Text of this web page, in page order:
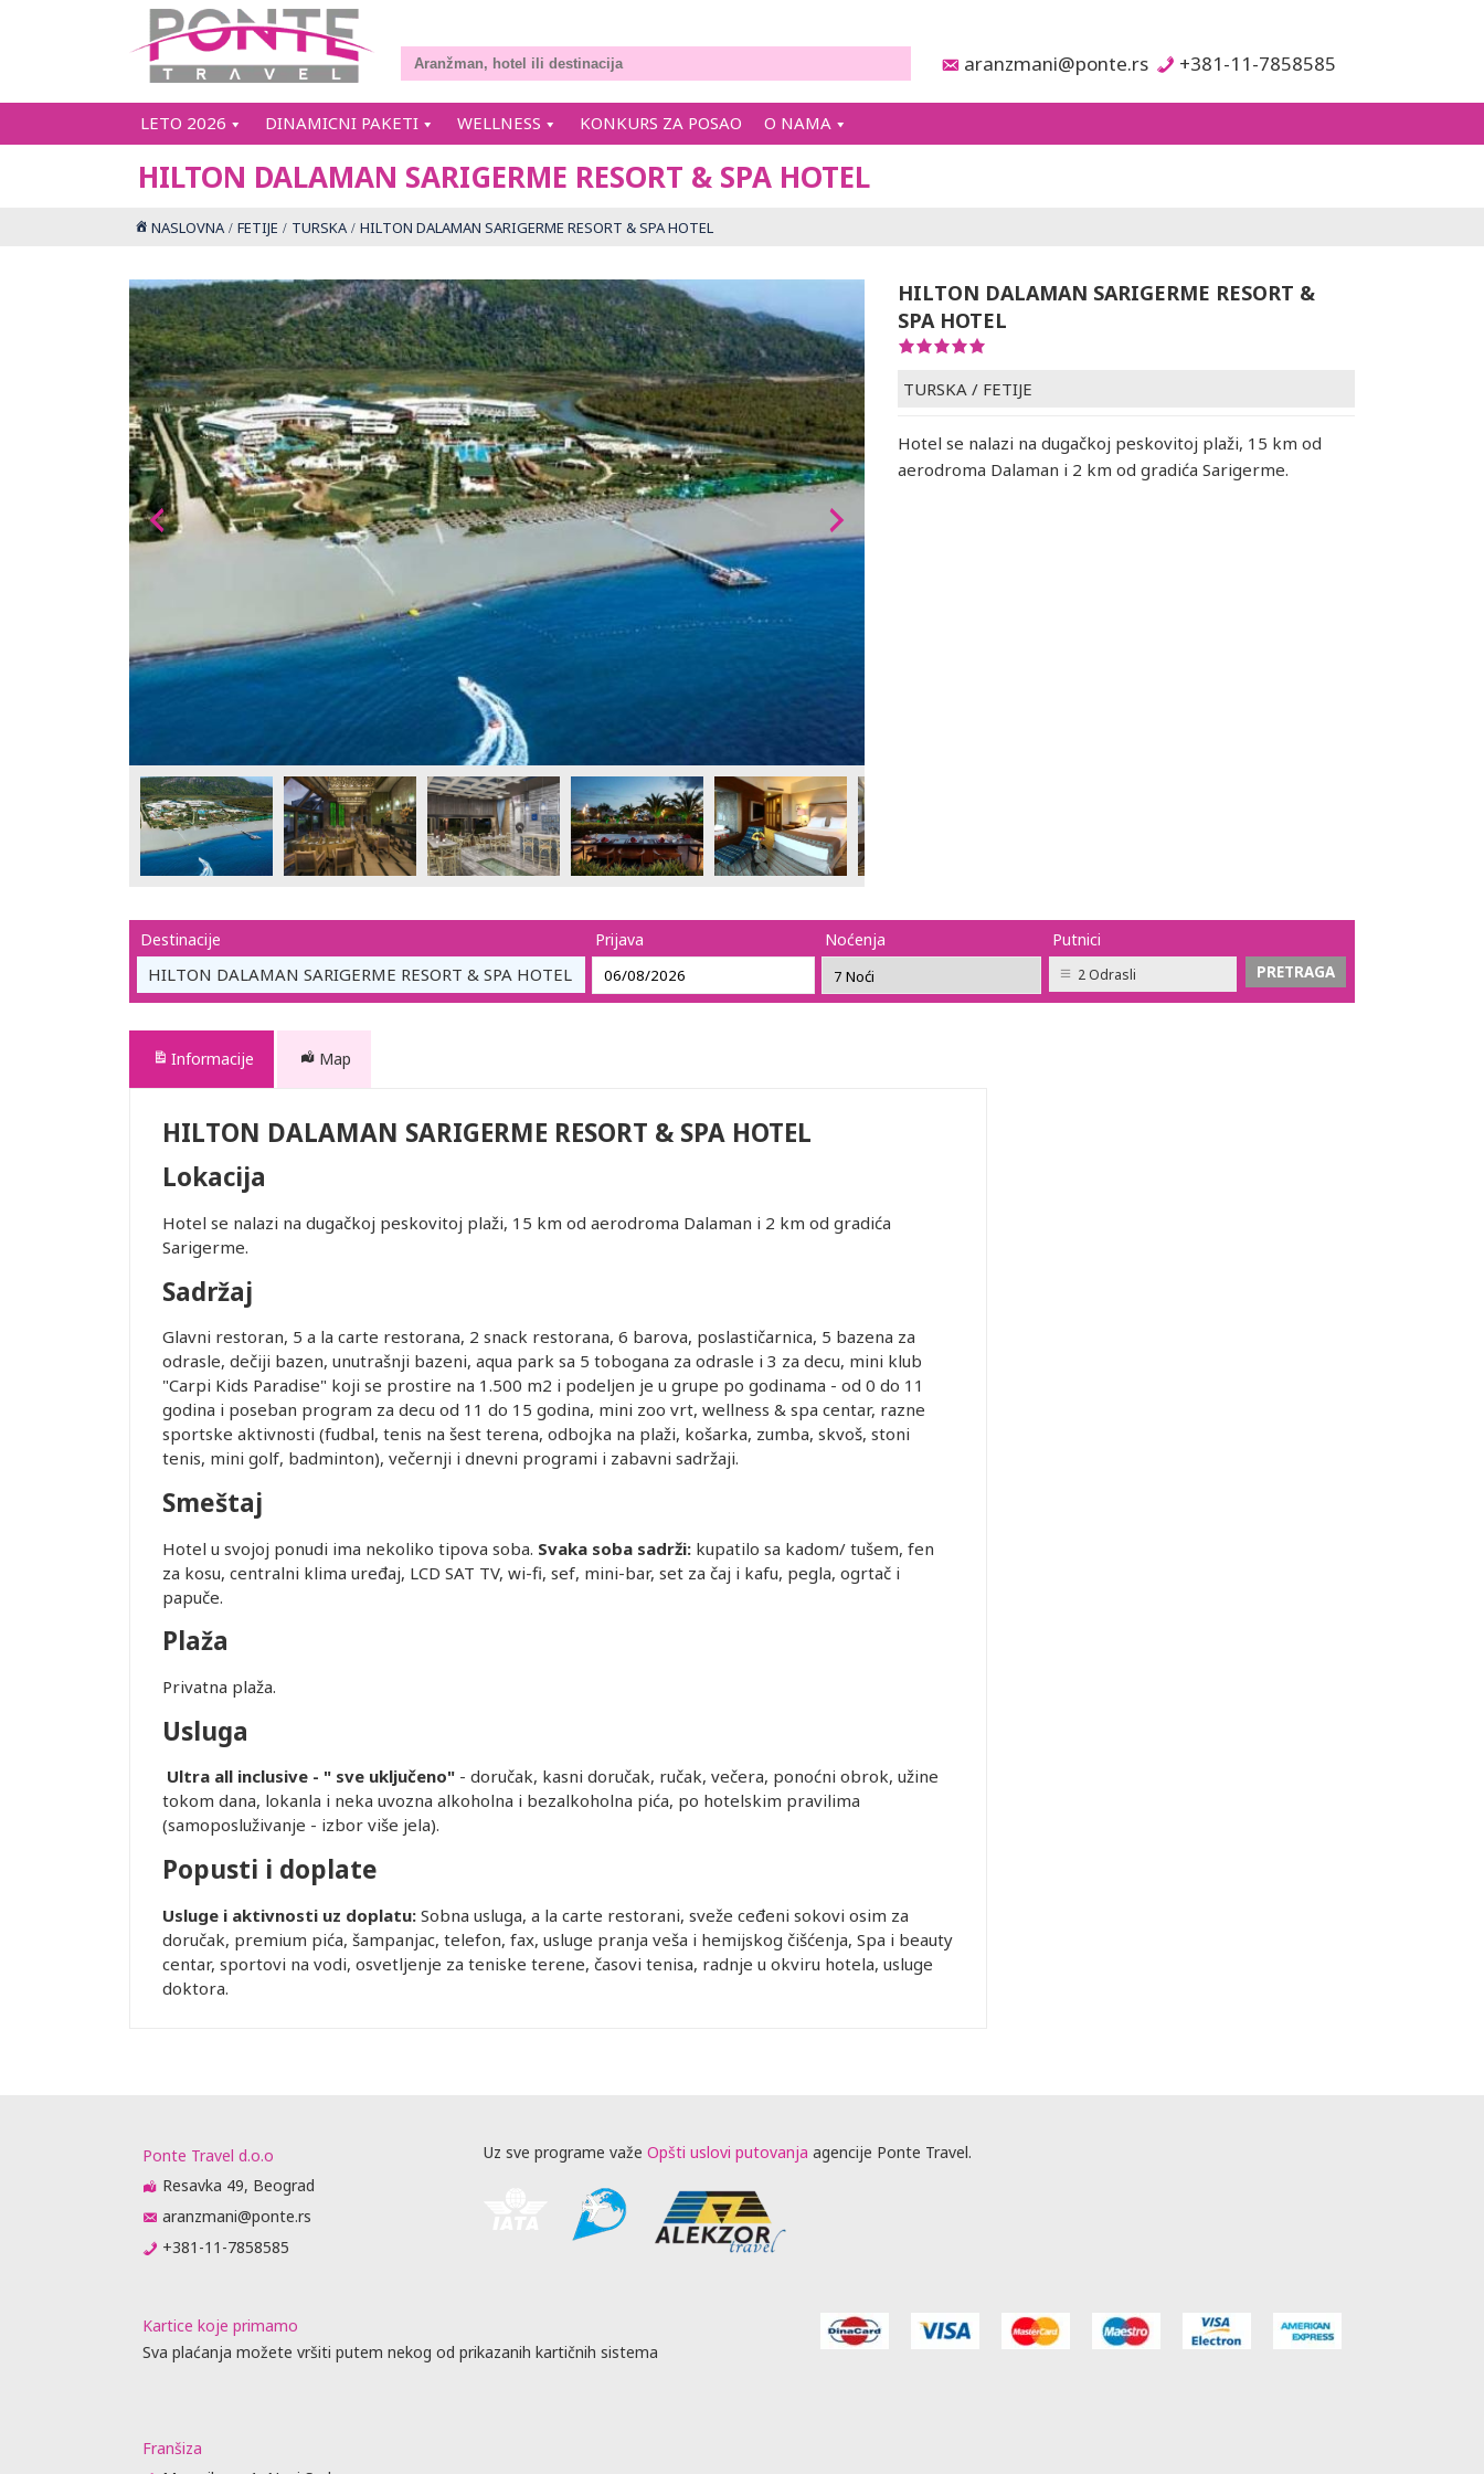
aranzmani@ponte.rs +381-11-7858585
LETO 2026 DINAMICNI PAKETI WELLNESS KONKURS ZA POSAO O NAMA
HILTON DALAMAN SARIGERME RESORT & SPA HOTEL
NASLOVNA FETIJE TURSKA HILTON DALAMAN SARIGERME RESORT & SPA HOTEL
HILTON DALAMAN SARIGERME RESORT &
SPA HOTEL
TURSKA / FETIJE
Hotel se nalazi na dugačkoj peskovitoj plaži, 15 km od
aerodroma Dalaman i 2 km od gradića Sarigerme.
Destinacije
HILTON DALAMAN SARIGERME RESORT & SPA HOTEL
Prijava Noćenja Putnici
2 Odrasli
Informacije Map
HILTON DALAMAN SARIGERME RESORT & SPA HOTEL
Lokacija
Hotel se nalazi na dugačkoj peskovitoj plaži, 15 km od aerodroma Dalaman i 2 km od gradića
Sarigerme.
Sadržaj
Glavni restoran, 5 a la carte restorana, 2 snack restorana, 6 barova, poslastičarnica, 5 bazena za
odrasle, dečiji bazen, unutrašnji bazeni, aqua park sa 5 tobogana za odrasle i 3 za decu, mini klub
"Carpi Kids Paradise" koji se prostire na 1.500 m2 i podeljen je u grupe po godinama - od 0 do 11
godina i poseban program za decu od 11 do 15 godina, mini zoo vrt, wellness & spa centar, razne
sportske aktivnosti (fudbal, tenis na šest terena, odbojka na plaži, košarka, zumba, skvoš, stoni
tenis, mini golf, badminton), večernji i dnevni programi i zabavni sadržaji.
Smeštaj
Hotel u svojoj ponudi ima nekoliko tipova soba. Svaka soba sadrži: kupatilo sa kadom/ tušem, fen
za kosu, centralni klima uređaj, LCD SAT TV, wi-fi, sef, mini-bar, set za čaj i kafu, pegla, ogrtač i
papuče.
Plaža
Privatna plaža.
Usluga
Ultra all inclusive - " sve uključeno" - doručak, kasni doručak, ručak, večera, ponoćni obrok, užine
tokom dana, lokanla i neka uvozna alkoholna i bezalkoholna pića, po hotelskim pravilima
(samoposluživanje - izbor više jela).
Popusti i doplate
Usluge i aktivnosti uz doplatu: Sobna usluga, a la carte restorani, sveže ceđeni sokovi osim za
doručak, premium pića, šampanjac, telefon, fax, usluge pranja veša i hemijskog čišćenja, Spa i beauty
centar, sportovi na vodi, osvetljenje za teniske terene, časovi tenisa, radnje u okviru hotela, usluge
doktora.
Ponte Travel d.o.o
Resavka 49, Beograd
aranzmani@ponte.rs
+381-11-7858585
Uz sve programe važe Opšti uslovi putovanja agencije Ponte Travel.
Kartice koje primamo
Sva plaćanja možete vršiti putem nekog od prikazanih kartičnih sistema
Franšiza